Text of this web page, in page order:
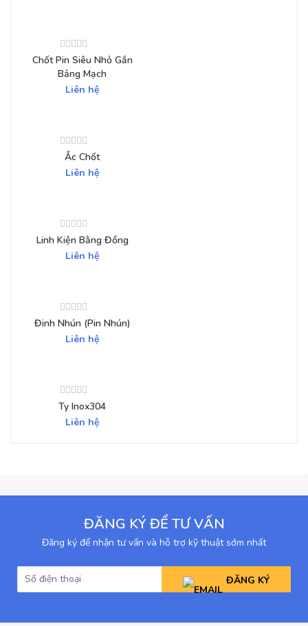
Chốt Pin Siêu Nhỏ Gắn
Bảng Mạch
Liên hệ
Ắc Chốt
Liên hệ
Linh Kiện Bằng Đồng
Liên hệ
Đinh Nhún (Pin Nhún)
Liên hệ
Ty Inox304
Liên hệ
ĐĂNG KÝ ĐỂ TƯ VẤN
Đăng ký để nhận tư vấn và hỗ trợ kỹ thuật sớm nhất
ĐĂNG KÝ